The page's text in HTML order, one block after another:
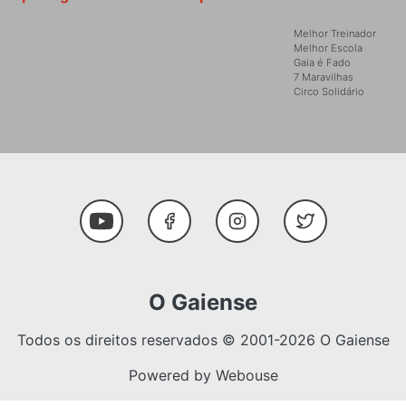
Melhor Treinador
Melhor Escola
Gaia é Fado
7 Maravilhas
Circo Solidário
Social Media
Youtube FacebookInstagramTwitter
O Gaiense
Todos os direitos reservados © 2001-2026 O Gaiense
Powered by Webouse